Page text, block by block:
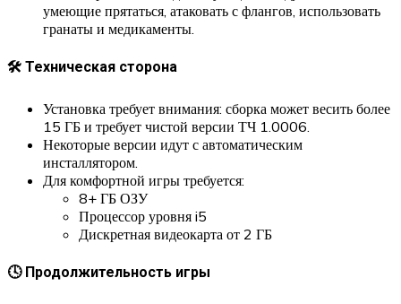
умеющие прятаться, атаковать с флангов, использовать
гранаты и медикаменты.
🛠 Техническая сторона
Установка требует внимания: сборка может весить более
15 ГБ и требует чистой версии ТЧ 1.0006.
Некоторые версии идут с автоматическим
инсталлятором.
Для комфортной игры требуется:
8+ ГБ ОЗУ
Процессор уровня i5
Дискретная видеокарта от 2 ГБ
🕓 Продолжительность игры